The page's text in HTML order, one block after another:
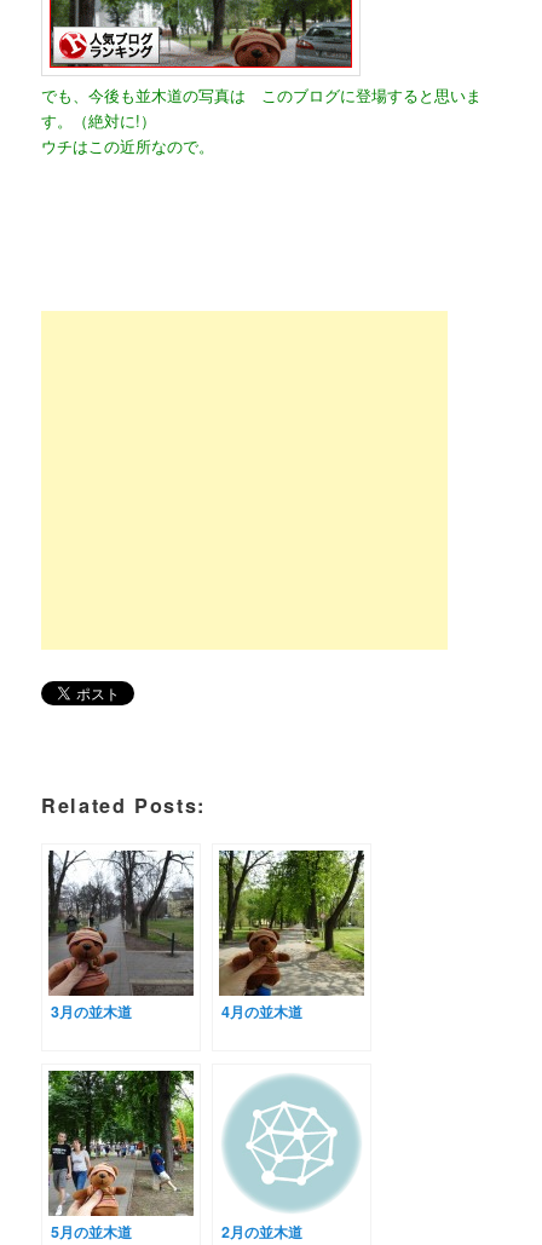
でも、今後も並木道の写真は このブログに登場すると思いま
す。（絶対に!）
ウチはこの近所なので。
Related Posts:
3月の並木道 4月の並木道
5月の並木道 2月の並木道